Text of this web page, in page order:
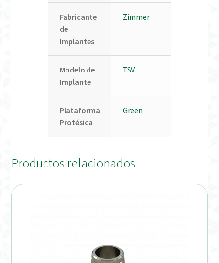
Fabricante
de
Implantes
Zimmer
Modelo de
Implante
TSV
Plataforma
Protésica
Green
Productos relacionados